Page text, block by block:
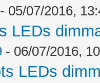
- 05/07/2016,
LEDs
- 06/07/2016,
LEDs